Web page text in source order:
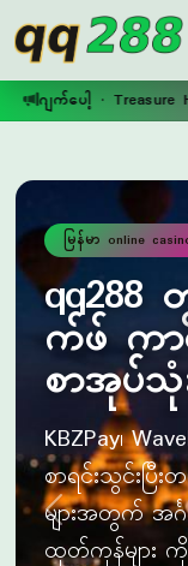
qq288
ေါ့ · Treasure Hunt
မြန်မာ ငွေပေးချ
Familiar
မြန်မာ
နှင့် ဘဏ်လွှဲ လမ်း
ဥပဒေခွင့်ပြုသ
အချက်အလက်အ
ထားသည်။
ယခင်